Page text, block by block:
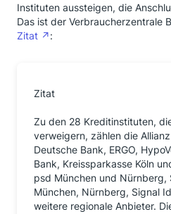
Instituten aussteigen, die
Das ist der Verbraucherzentrale
Zitat
:
Zitat
Zu den 28 Kreditinstituten,
verweigern, zählen die
Deutsche Bank, ERGO,
Bank, Kreissparkasse Köln
psd München und Nürnberg,
München, Nürnberg, Signal
weitere regionale Anbieter.